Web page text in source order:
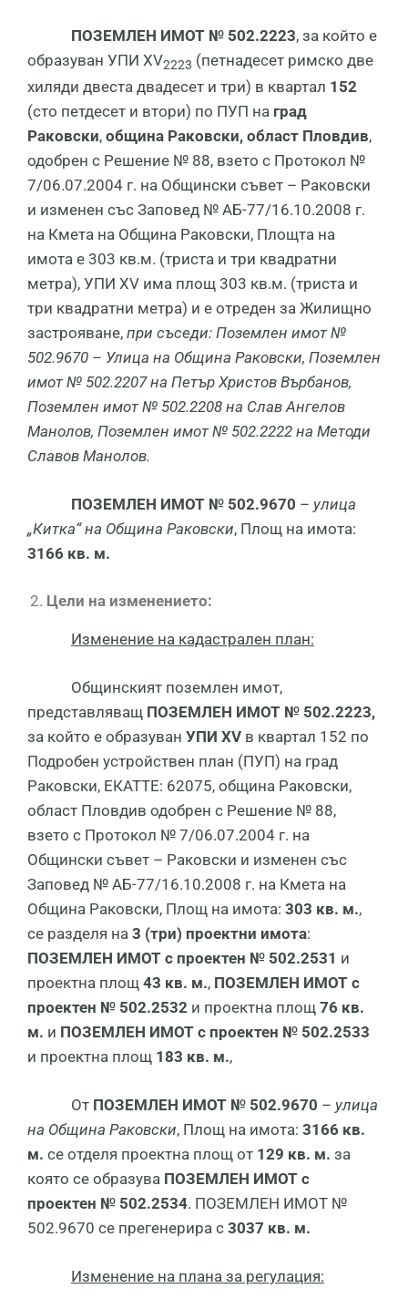
ПОЗЕМЛЕН ИМОТ № 502.2223, за който е
образуван УПИ ХV2223 (петнадесет римско две
хиляди двеста двадесет и три) в квартал 152
(сто петдесет и втори) по ПУП на град
Раковски, община Раковски, област Пловдив,
одобрен с Решение № 88, взето с Протокол №
7/06.07.2004 г. на Общински съвет – Раковски
и изменен със Заповед № АБ-77/16.10.2008 г.
на Кмета на Община Раковски, Площта на
имота е 303 кв.м. (триста и три квадратни
метра), УПИ ХV има площ 303 кв.м. (триста и
три квадратни метра) и е отреден за Жилищно
застрояване, при съседи: Поземлен имот№
502.9670 – Улица на Община Раковски, Поземлен
имот№ 502.2207на Петър Христов Върбанов,
Поземлен имот№ 502.2208 на Слав Ангелов
Манолов, Поземлен имот№ 502.2222 на Методи
Славов Манолов.
ПОЗЕМЛЕН ИМОТ № 502.9670 – улица
„Китка“ на Община Раковски, Площ на имота:
3166 кв. м.
Цели на изменението:
Изменение на кадастрален план:
Общинският поземлен имот,
представляващ ПОЗЕМЛЕН ИМОТ № 502.2223,
за който е образуван УПИ XV в квартал 152 по
Подробен устройствен план (ПУП) на град
Раковски, ЕКАТТЕ: 62075, община Раковски,
област Пловдив одобрен с Решение № 88,
взето с Протокол № 7/06.07.2004 г. на
Общински съвет – Раковски и изменен със
Заповед № АБ-77/16.10.2008 г. на Кмета на
Община Раковски, Площ на имота: 303 кв. м.,
се разделя на 3 (три) проектни имота:
ПОЗЕМЛЕН ИМОТ с проектен № 502.2531 и
проектна площ 43 кв. м., ПОЗЕМЛЕН ИМОТ с
проектен № 502.2532 и проектна площ 76 кв.
м. и ПОЗЕМЛЕН ИМОТ с проектен № 502.2533
и проектна площ 183 кв. м.,
От ПОЗЕМЛЕН ИМОТ № 502.9670 – улица
на Община Раковски, Площ на имота: 3166 кв.
м. се отделя проектна площ от 129 кв. м. за
която се образува ПОЗЕМЛЕН ИМОТ с
проектен № 502.2534. ПОЗЕМЛЕН ИМОТ №
502.9670 се прегенерира с 3037 кв. м.
Изменение на плана за регулация: